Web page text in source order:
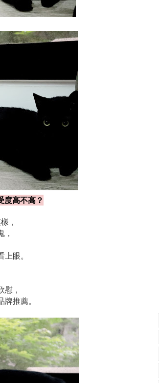
高不高？
，
，
眼。
慰，
推薦。